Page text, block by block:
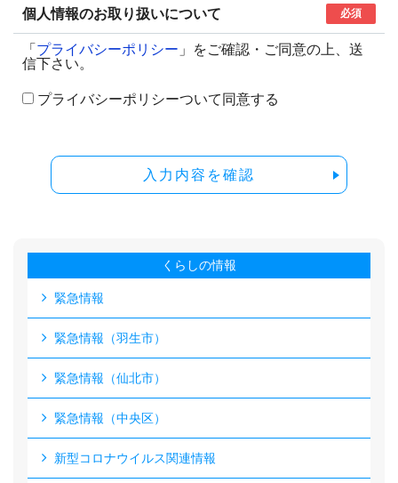
個人情報のお取り扱いについて 必須
「 プライバシーポリシー 」をご確認・ご同意の上、送
信下さい。
プライバシーポリシーついて同意する
入力内容を確認
くらしの情報
緊急情報
緊急情報（羽生市）
緊急情報（仙北市）
緊急情報（中央区）
新型コロナウイルス関連情報